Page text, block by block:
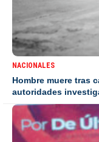
NACIONALES
Hombre muere tras
autoridades